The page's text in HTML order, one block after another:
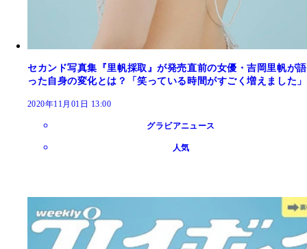
セカンド写真集『里帆採取』が発売直前の女優・吉岡里帆が語
った自身の変化とは？「笑っている時間がすごく増えました」
2020年11月01日 13:00
グラビアニュース
人気